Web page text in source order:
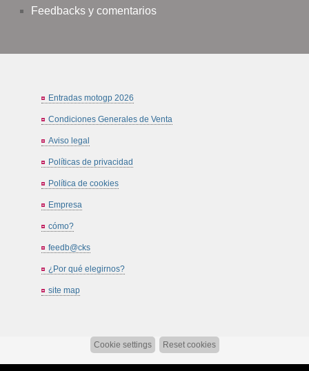
Feedbacks y comentarios
Entradas motogp 2026
Condiciones Generales de Venta
Aviso legal
Políticas de privacidad
Política de cookies
Empresa
cómo?
feedb@cks
¿Por qué elegirnos?
site map
Cookie settings Reset cookies